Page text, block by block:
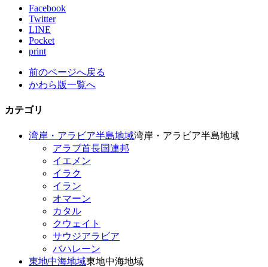
Facebook
Twitter
LINE
Pocket
print
前のページへ戻る
かわら版一覧へ
カテゴリ
湾岸・アラビア半島地域湾岸・アラビア半島地域
アラブ首長国連邦
イエメン
イラク
イラン
オマーン
カタル
クウェイト
サウジアラビア
バハレーン
東地中海地域東地中海地域